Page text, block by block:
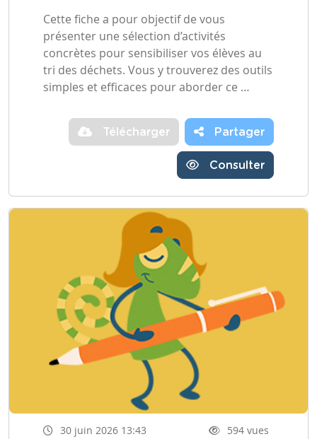
Cette fiche a pour objectif de vous
présenter une sélection d’activités
concrètes pour sensibiliser vos élèves au
tri des déchets. Vous y trouverez des outils
simples et efficaces pour aborder ce …
Télécharger Partager
Consulter
30 juin 2026 13:43
594 vues